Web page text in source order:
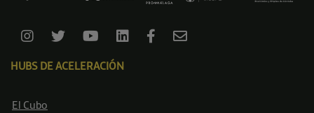
HUBS DE ACELERACIÓN
El Cubo